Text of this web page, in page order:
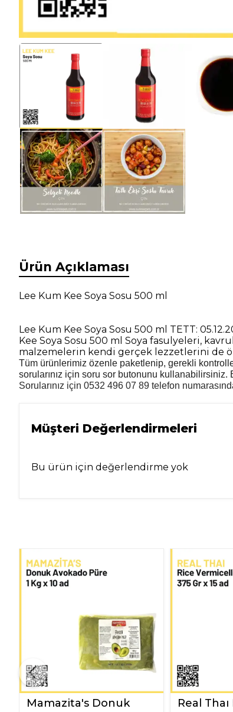
Ürün Açıklaması
Lee Kum Kee Soya Sosu 500 ml
Lee Kum Kee Soya Sosu 500 ml TETT:
Kee Soya Sosu 500 ml Soya fasulyeleri,
malzemelerin kendi gerçek lezzetlerini de
Tüm ürünlerimiz özenle paketlenip, gerekli
sorularınız için soru sor butonunu
Sorularınız için 0532 496 07 89 telefon
Müşteri Değerlendirmeleri
Bu ürün için değerlendirme yok
Mamazita's Donuk
Real Thaı